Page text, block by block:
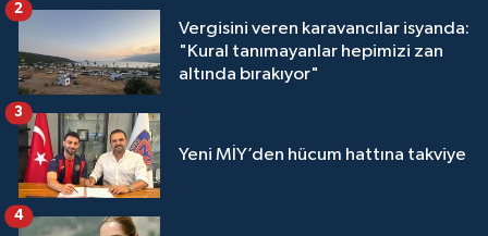
Vergisini veren karavancılar isyanda:
"Kural tanımayanlar hepimizi zan
altında bırakıyor"
2
Yeni MİY’den hücum hattına takviye
3
4